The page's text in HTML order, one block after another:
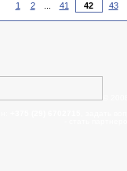
1 2 41 43